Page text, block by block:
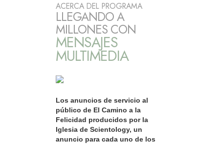
ACERCA DEL PROGRAMA
LLEGANDO A
MILLONES CON
MENSAJES
MULTIMEDIA
Los anuncios de servicio al
público de El Camino a la
Felicidad producidos por la
Iglesia de Scientology, un
anuncio para cada uno de los